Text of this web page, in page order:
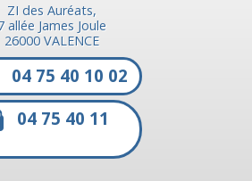
ZI des Auréats,
allée James Joule
26000 VALENCE
04 75 40 10 02
04 75 40 11